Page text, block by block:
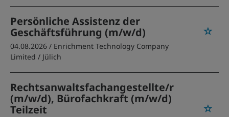
Persönliche Assistenz der
Geschäftsführung (m/w/d)
04.08.2026 / Enrichment Technology Company
Limited / Jülich
Rechtsanwaltsfachangestellte/r
(m/w/d), Bürofachkraft (m/w/d)
Teilzeit